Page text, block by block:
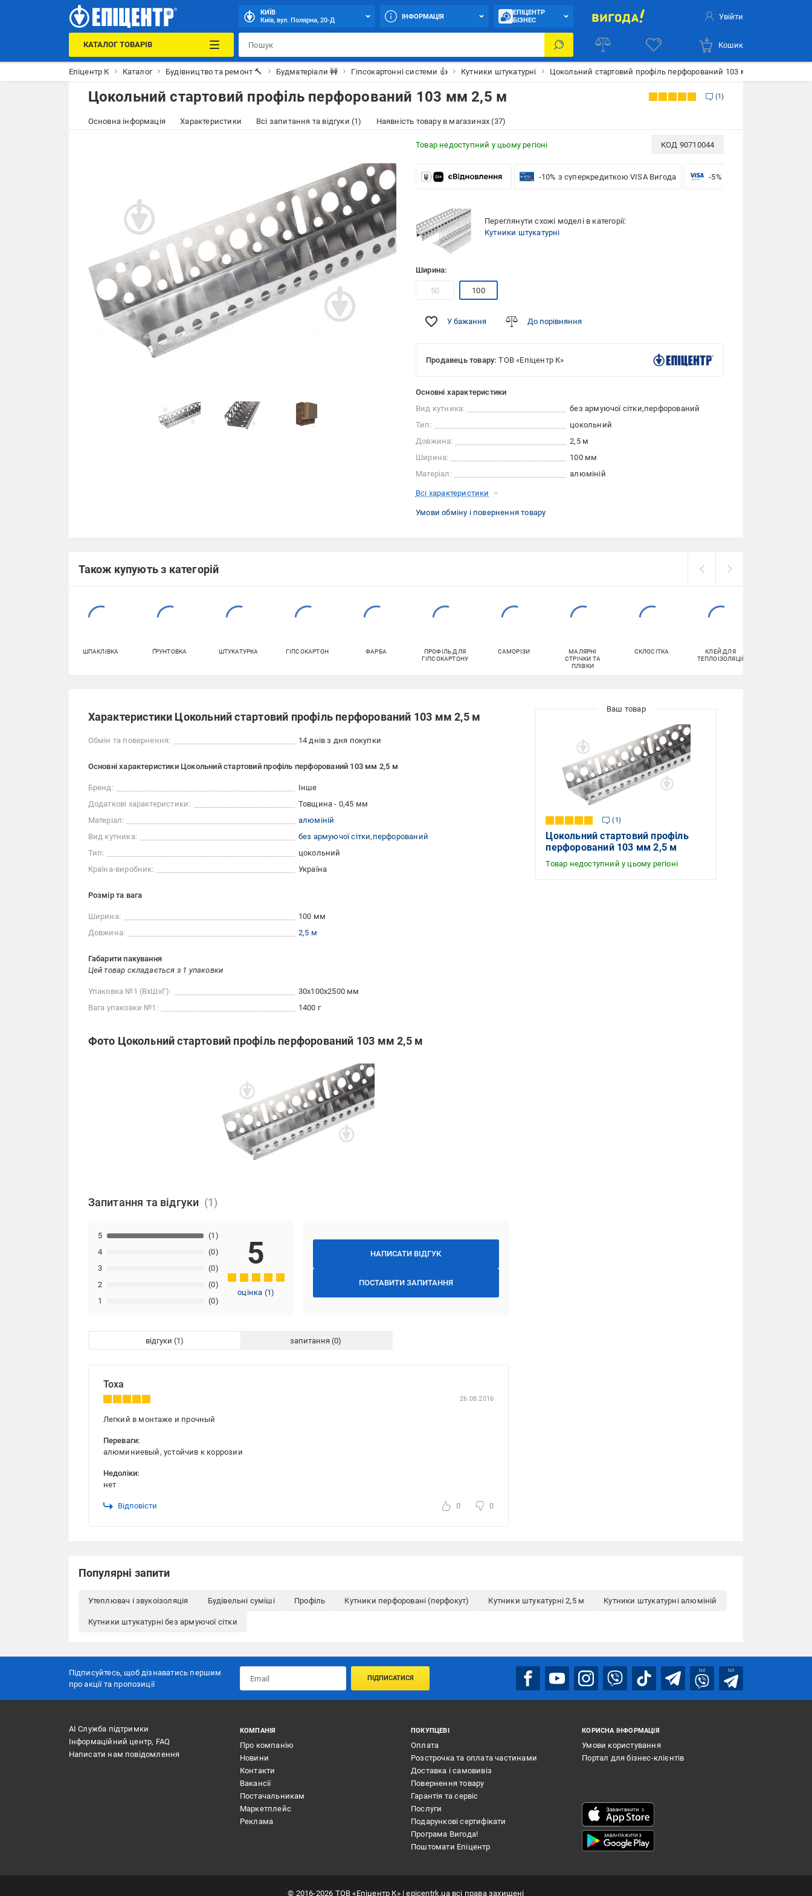
КИЇВ
Київ, вул. Полярна, 20-Д
ІНФОРМАЦІЯ
ЕПІЦЕНТР
БІЗНЕС
Увійти
КАТАЛОГ ТОВАРІВ Кошик
Епіцентр К Каталог Будівництво та ремонт 🔨 Будматеріали 🚧 Гіпсокартонні системи 👍 Кутники штукатурні Цокольний стартовий профіль перфорований 103 мм 2,5 м
Цокольний стартовий профіль перфорований 103 мм 2,5 м 1
Основна інформація Характеристики Всі запитання та відгуки (1) Наявність товару в магазинах (37)
Товар недоступний у цьому регіоні КОД 90710044
-10% з суперкредиткою VISA Вигода -5% для бізнесу з VISA
Переглянути схожі моделі в категорії:
Кутники штукатурні
Ширина:
50 100
У бажання До порівняння
Продавець товару: ТОВ «Епіцентр К»
Основні характеристики
Вид кутника:
без армуючої сітки перфорований
Тип:
цокольний
Довжина:
2,5 м
Ширина:
100 мм
Матеріал:
алюміній
Всі характеристики
Умови обміну і повернення товару
Також купують з категорій
ШПАКЛІВКА ҐРУНТОВКА ШТУКАТУРКА ГІПСОКАРТОН ФАРБА
ПРОФІЛЬ ДЛЯ
ГІПСОКАРТОНУ
САМОРІЗИ
МАЛЯРНІ
СТРІЧКИ ТА
ПЛІВКИ
СКЛОСІТКА
КЛЕЙ ДЛЯ
ТЕПЛОІЗОЛЯЦІЇ
Характеристики Цокольний стартовий профіль перфорований 103 мм 2,5 м
Обмін та повернення: 14 днів з дня покупки
Основні характеристики Цокольний стартовий профіль перфорований 103 мм 2,5 м
Бренд:
Інше
Додаткові характеристики:
Товщина - 0,45 мм
Матеріал:
алюміній
Вид кутника:
без армуючої сітки перфорований
Тип:
цокольний
Країна-виробник:
Україна
Розмір та вага
Ширина:
100 мм
Довжина:
2,5 м
Габарити пакування
Цей товар складається з 1 упаковки
Упаковка №1 (ВхШхГ):
30x100x2500 мм
Вага упаковки №1:
1400 г
Фото Цокольний стартовий профіль перфорований 103 мм 2,5 м
Запитання та відгуки
НАПИСАТИ ВІДГУК
ПОСТАВИТИ ЗАПИТАННЯ
1 (0)
2 (0)
3 (0)
4 (0)
5 (1)
5
оцінка (1)
відгуки запитання
Тоха
26.08.2016
Легкий в монтаже и прочный
Переваги:
алюминиевый, устойчив к коррозии
Недоліки:
нет
Відповісти 0 0
1
Цокольний стартовий профіль
перфорований 103 мм 2,5 м
Товар недоступний у цьому регіоні
Популярні запити
Утеплювач і звукоізоляція Будівельні суміші Профіль Кутники перфоровані (перфокут) Кутники штукатурні 2,5 м Кутники штукатурні алюміній
Кутники штукатурні без армуючої сітки
Підписуйтесь, щоб дізнаватись першим
про акції та пропозиції
ПІДПИСАТИСЯ
bot bot
АІ Служба підтримки
Інформаційний центр, FAQ
Написати нам повідомлення
КОМПАНІЯ
Про компанію
Новини
Контакти
Вакансії
Постачальникам
Маркетплейс
Реклама
ПОКУПЦЕВІ
Оплата
Розстрочка та оплата частинами
Доставка і самовивіз
Повернення товару
Гарантія та сервіс
Послуги
Подарункові сертифікати
Програма Вигода!
Поштомати Епіцентр
КОРИСНА ІНФОРМАЦІЯ
Умови користування
Портал для бізнес-клієнтів
© 2016-2026 ТОВ «Епіцентр К»| epicentrk.ua всі права захищені